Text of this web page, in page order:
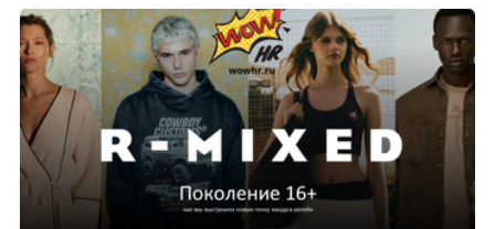
руководитель отдела подбора персонала
рекрутинговой компании, разбирает самые
распространенные мифы о зумерах и объясняет,
почему устаревшие представления мешают
бизнесу находить и удерживать сильных
сотрудников.